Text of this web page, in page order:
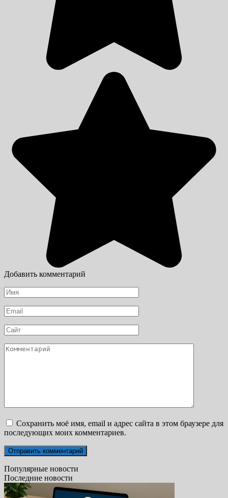
Добавить комментарий
Имя
*
Email
*
Сайт
Комментарий
Сохранить моё имя, email и адрес сайта в этом браузере для
последующих моих комментариев.
Популярные новости
Последние новости